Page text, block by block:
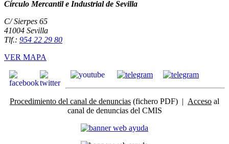
Círculo Mercantil e Industrial de Sevilla
C/ Sierpes 65
41004 Sevilla
Tlf.: 954 22 29 80
VER MAPA
Procedimiento del canal de denuncias (fichero PDF) | Acceso al
canal de denuncias del CMIS